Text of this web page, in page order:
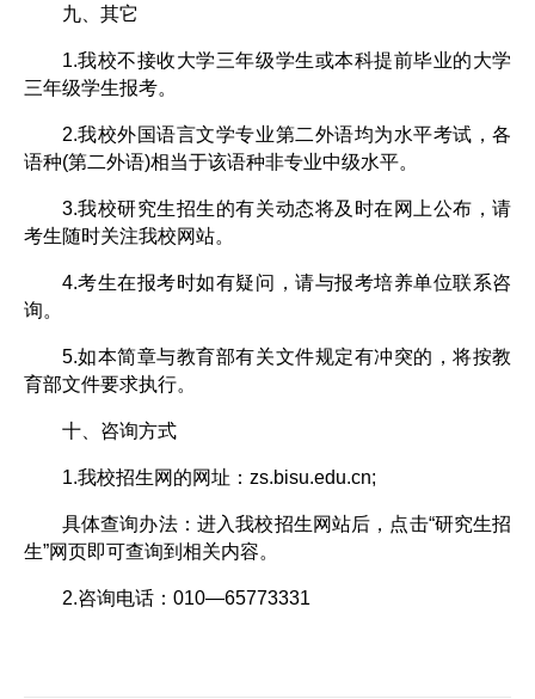
九、其它
1.我校不接收大学三年级学生或本科提前毕业的大学
三年级学生报考。
2.我校外国语言文学专业第二外语均为水平考试，各
语种(第二外语)相当于该语种非专业中级水平。
3.我校研究生招生的有关动态将及时在网上公布，请
考生随时关注我校网站。
4.考生在报考时如有疑问，请与报考培养单位联系咨
询。
5.如本简章与教育部有关文件规定有冲突的，将按教
育部文件要求执行。
十、咨询方式
1.我校招生网的网址：zs.bisu.edu.cn;
具体查询办法：进入我校招生网站后，点击“研究生招
生”网页即可查询到相关内容。
2.咨询电话：010—65773331